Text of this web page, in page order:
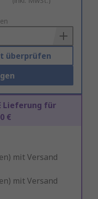
überprüfen
Lieferung für
€
mit Versand
mit Versand